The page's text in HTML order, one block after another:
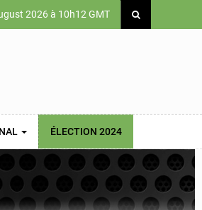
2026 à 10h12 GMT
ÉLECTION 2024